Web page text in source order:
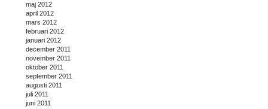
maj 2012
april 2012
mars 2012
februari 2012
januari 2012
december 2011
november 2011
oktober 2011
september 2011
augusti 2011
juli 2011
juni 2011